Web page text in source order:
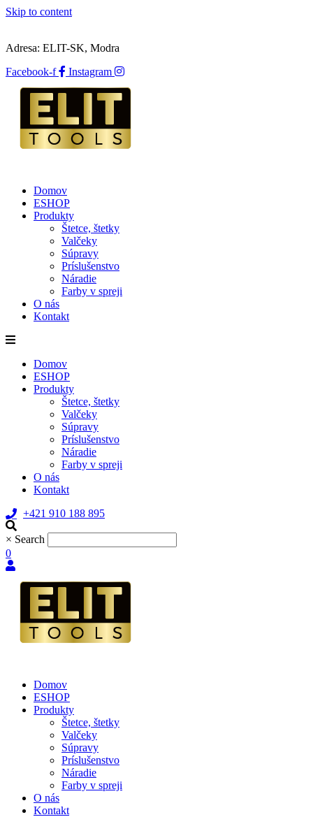
Skip to content
Adresa: ELIT-SK, Modra
Facebook-f
Instagram
Domov
ESHOP
Produkty
Štetce, štetky
Valčeky
Súpravy
Príslušenstvo
Náradie
Farby v spreji
O nás
Kontakt
Domov
ESHOP
Produkty
Štetce, štetky
Valčeky
Súpravy
Príslušenstvo
Náradie
Farby v spreji
O nás
Kontakt
+421 910 188 895
× Search
0
Domov
ESHOP
Produkty
Štetce, štetky
Valčeky
Súpravy
Príslušenstvo
Náradie
Farby v spreji
O nás
Kontakt